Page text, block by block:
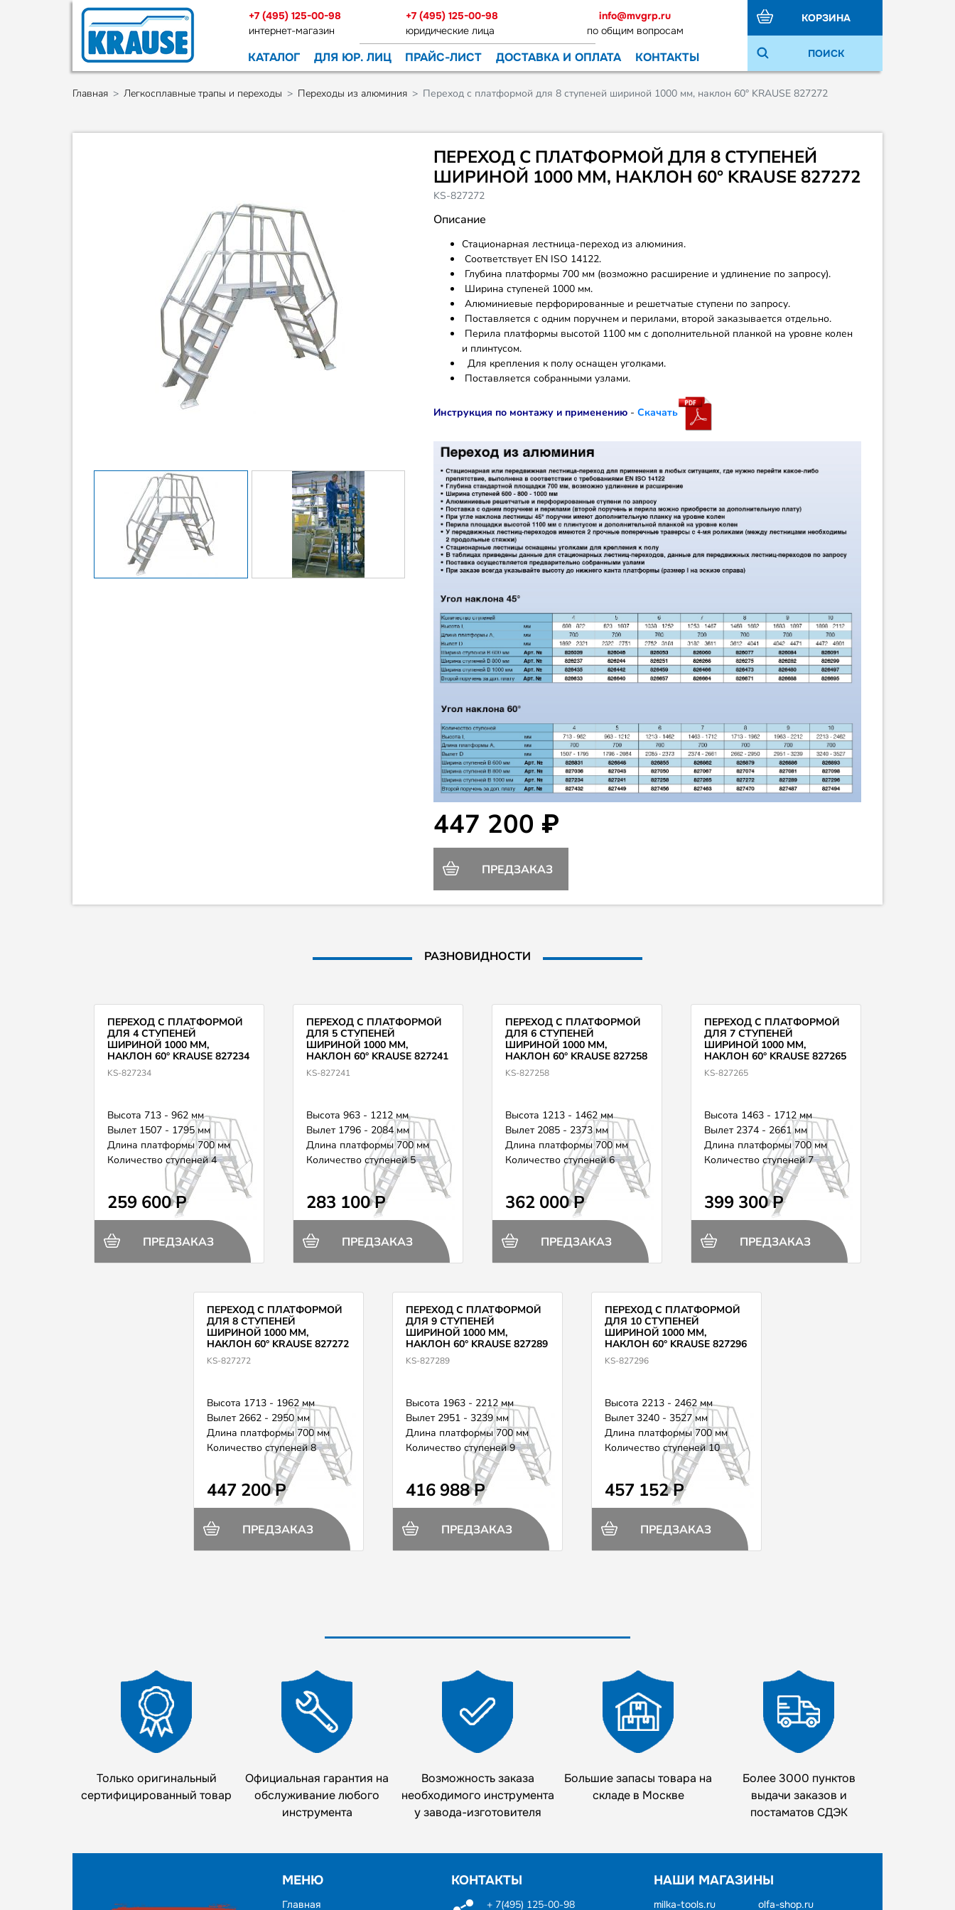
+7 (495) 125-00-98
интернет-магазин
+7 (495) 125-00-98
юридические лица
info@mvgrp.ru
по общим вопросам
КАТАЛОГ ДЛЯ ЮР. ЛИЦ ПРАЙС-ЛИСТ ДОСТАВКА И ОПЛАТА КОНТАКТЫ
КОРЗИНА
ПОИСК
Главная Легкосплавные трапы и переходы Переходы из алюминия Переход с платформой для 8 ступеней шириной 1000 мм, наклон 60° KRAUSE 827272
ПЕРЕХОД С ПЛАТФОРМОЙ ДЛЯ 8 СТУПЕНЕЙ
ШИРИНОЙ 1000 ММ, НАКЛОН 60° KRAUSE 827272
KS-827272
Описание
Стационарная лестница-переход из алюминия.
Соответствует EN ISO 14122.
Глубина платформы 700 мм (возможно расширение и удлинение по запросу).
Ширина ступеней 1000 мм.
Алюминиевые перфорированные и решетчатые ступени по запросу.
Поставляется с одним поручнем и перилами, второй заказывается отдельно.
Перила платформы высотой 1100 мм с дополнительной планкой на уровне колен
и плинтусом.
Для крепления к полу оснащен уголками.
Поставляется собранными узлами.
Инструкция по монтажу и применению -Скачать
447 200 ₽
ПРЕДЗАКАЗ
РАЗНОВИДНОСТИ
ПЕРЕХОД С ПЛАТФОРМОЙ
ДЛЯ 4 СТУПЕНЕЙ
ШИРИНОЙ 1000 ММ,
НАКЛОН 60° KRAUSE 827234
KS-827234
Высота 713 - 962 мм
Вылет 1507 - 1795 мм
Длина платформы 700 мм
Количество ступеней 4
259 600 Р
ПРЕДЗАКАЗ
ПЕРЕХОД С ПЛАТФОРМОЙ
ДЛЯ 5 СТУПЕНЕЙ
ШИРИНОЙ 1000 ММ,
НАКЛОН 60° KRAUSE 827241
KS-827241
Высота 963 - 1212 мм
Вылет 1796 - 2084 мм
Длина платформы 700 мм
Количество ступеней 5
283 100 Р
ПРЕДЗАКАЗ
ПЕРЕХОД С ПЛАТФОРМОЙ
ДЛЯ 6 СТУПЕНЕЙ
ШИРИНОЙ 1000 ММ,
НАКЛОН 60° KRAUSE 827258
KS-827258
Высота 1213 - 1462 мм
Вылет 2085 - 2373 мм
Длина платформы 700 мм
Количество ступеней 6
362 000 Р
ПРЕДЗАКАЗ
ПЕРЕХОД С ПЛАТФОРМОЙ
ДЛЯ 7 СТУПЕНЕЙ
ШИРИНОЙ 1000 ММ,
НАКЛОН 60° KRAUSE 827265
KS-827265
Высота 1463 - 1712 мм
Вылет 2374 - 2661 мм
Длина платформы 700 мм
Количество ступеней 7
399 300 Р
ПРЕДЗАКАЗ
ПЕРЕХОД С ПЛАТФОРМОЙ
ДЛЯ 8 СТУПЕНЕЙ
ШИРИНОЙ 1000 ММ,
НАКЛОН 60° KRAUSE 827272
KS-827272
Высота 1713 - 1962 мм
Вылет 2662 - 2950 мм
Длина платформы 700 мм
Количество ступеней 8
447 200 Р
ПРЕДЗАКАЗ
ПЕРЕХОД С ПЛАТФОРМОЙ
ДЛЯ 9 СТУПЕНЕЙ
ШИРИНОЙ 1000 ММ,
НАКЛОН 60° KRAUSE 827289
KS-827289
Высота 1963 - 2212 мм
Вылет 2951 - 3239 мм
Длина платформы 700 мм
Количество ступеней 9
416 988 Р
ПРЕДЗАКАЗ
ПЕРЕХОД С ПЛАТФОРМОЙ
ДЛЯ 10 СТУПЕНЕЙ
ШИРИНОЙ 1000 ММ,
НАКЛОН 60° KRAUSE 827296
KS-827296
Высота 2213 - 2462 мм
Вылет 3240 - 3527 мм
Длина платформы 700 мм
Количество ступеней 10
457 152 Р
ПРЕДЗАКАЗ
Только оригинальный
сертифицированный товар
Официальная гарантия на
обслуживание любого
инструмента
Возможность заказа
необходимого инструмента
у завода-изготовителя
Большие запасы товара на
складе в Москве
Более 3000 пунктов
выдачи заказов и
постаматов СДЭК
МЕНЮ
Главная
КОНТАКТЫ
+ 7(495) 125-00-98
НАШИ МАГАЗИНЫ
milka-tools.ru olfa-shop.ru